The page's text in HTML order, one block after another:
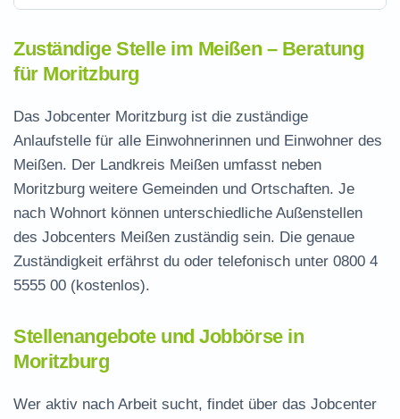
Zuständige Stelle im Meißen – Beratung
für Moritzburg
Das Jobcenter Moritzburg ist die zuständige
Anlaufstelle für alle Einwohnerinnen und Einwohner des
Meißen. Der Landkreis Meißen umfasst neben
Moritzburg weitere Gemeinden und Ortschaften. Je
nach Wohnort können unterschiedliche Außenstellen
des Jobcenters Meißen zuständig sein. Die genaue
Zuständigkeit erfährst du oder telefonisch unter 0800 4
5555 00 (kostenlos).
Stellenangebote und Jobbörse in
Moritzburg
Wer aktiv nach Arbeit sucht, findet über das Jobcenter